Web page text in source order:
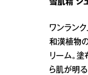
雪肌精 シ
ワンラン
和漢植物
リーム。
ら肌が明る